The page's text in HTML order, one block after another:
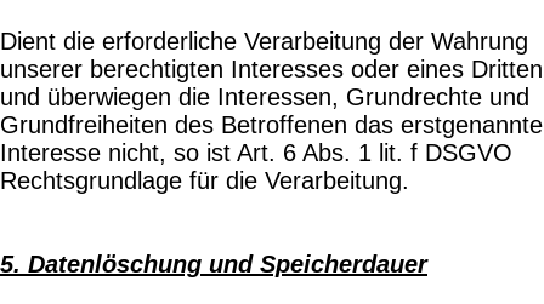
Dient die erforderliche Verarbeitung der Wahrung
unserer berechtigten Interesses oder eines Dritten
und überwiegen die Interessen, Grundrechte und
Grundfreiheiten des Betroffenen das erstgenannte
Interesse nicht, so ist Art. 6 Abs. 1 lit. f DSGVO
Rechtsgrundlage für die Verarbeitung.
5. Datenlöschung und Speicherdauer